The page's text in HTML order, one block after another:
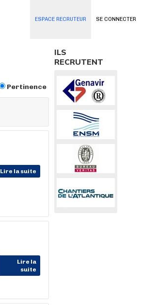
SE CONNECTER
ESPACE RECRUTEUR
Pertinence
Lire la suite
Lire la
suite
ILS
RECRUTENT